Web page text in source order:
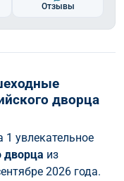
Отзывы
дворца
1 увлекательное
дворца из
2026 года.